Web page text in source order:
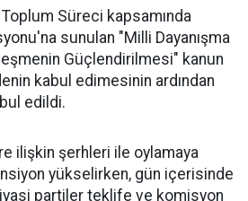
Süreci kapsamında
sunulan "Milli Dayanışma
Güçlendirilmesi" kanun
kabul edimesinin ardından
edildi.
ilişkin şerhleri ile oylamaya
yükselirken, gün içerisinde
partiler teklife ve komisyon